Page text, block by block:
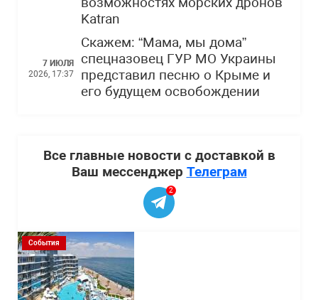
Katran
7 ИЮЛЯ
2026, 17:37
Скажем: “Мама, мы дома”
спецназовец ГУР МО Украины
представил песню о Крыме и
его будущем освобождении
Все главные новости с доставкой в
Ваш мессенджер Телеграм
2
События